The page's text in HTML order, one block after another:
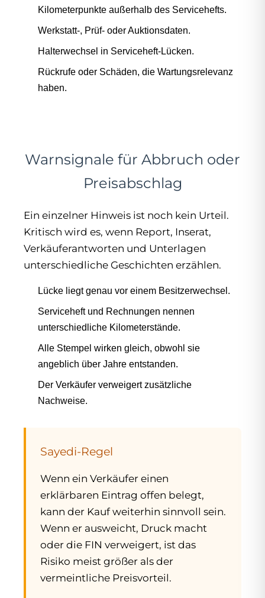
Kilometerpunkte außerhalb des Servicehefts.
Werkstatt-, Prüf- oder Auktionsdaten.
Halterwechsel in Serviceheft-Lücken.
Rückrufe oder Schäden, die Wartungsrelevanz
haben.
Warnsignale für Abbruch oder
Preisabschlag
Ein einzelner Hinweis ist noch kein Urteil.
Kritisch wird es, wenn Report, Inserat,
Verkäuferantworten und Unterlagen
unterschiedliche Geschichten erzählen.
Lücke liegt genau vor einem Besitzerwechsel.
Serviceheft und Rechnungen nennen
unterschiedliche Kilometerstände.
Alle Stempel wirken gleich, obwohl sie
angeblich über Jahre entstanden.
Der Verkäufer verweigert zusätzliche
Nachweise.
Sayedi-Regel
Wenn ein Verkäufer einen
erklärbaren Eintrag offen belegt,
kann der Kauf weiterhin sinnvoll sein.
Wenn er ausweicht, Druck macht
oder die FIN verweigert, ist das
Risiko meist größer als der
vermeintliche Preisvorteil.